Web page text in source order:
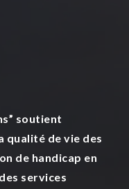
soutient
qualité de vie des
de handicap en
services